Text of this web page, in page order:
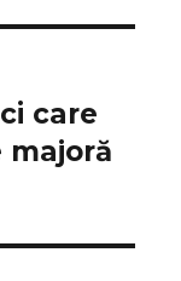
care
majoră